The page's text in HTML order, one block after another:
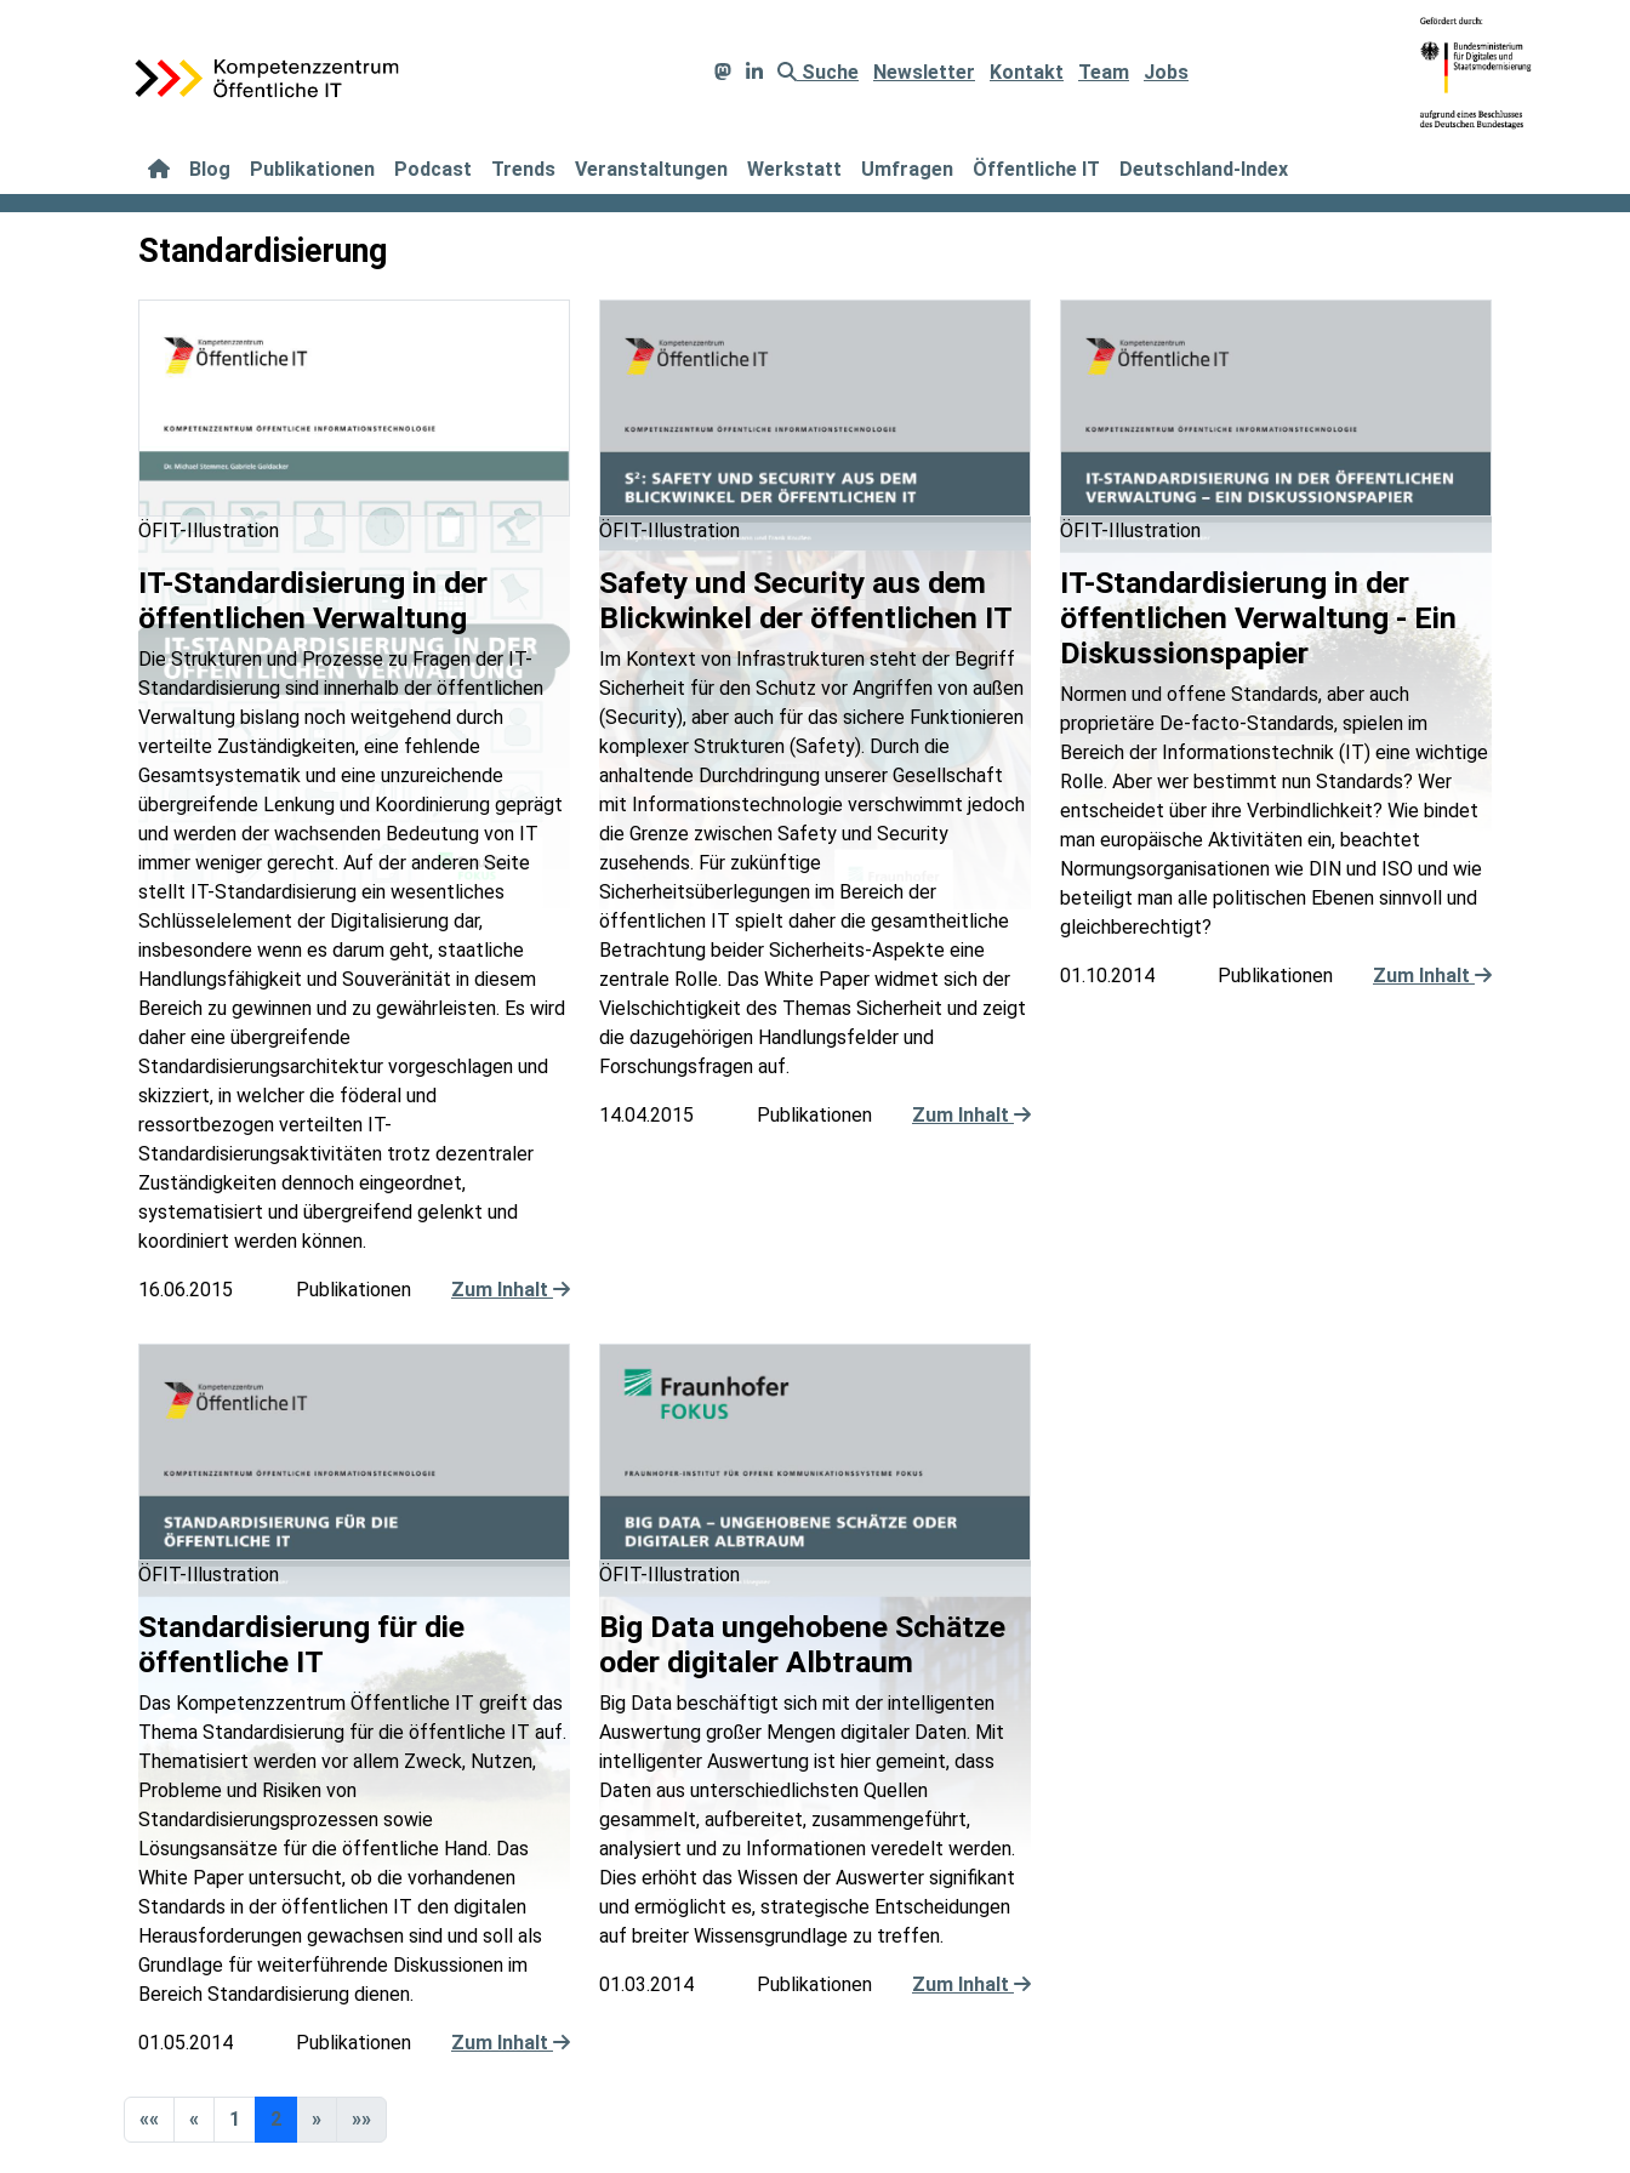
Suche Newsletter Kontakt Team Jobs
Blog Publikationen Podcast Trends Veranstaltungen Werkstatt Umfragen Öffentliche IT Deutschland-Index
Standardisierung
ÖFIT-Illustration
IT-Standardisierung in der
öffentlichen Verwaltung
Die Strukturen und Prozesse zu Fragen der IT-
Standardisierung sind innerhalb der öffentlichen
Verwaltung bislang noch weitgehend durch
verteilte Zuständigkeiten, eine fehlende
Gesamtsystematik und eine unzureichende
übergreifende Lenkung und Koordinierung geprägt
und werden der wachsenden Bedeutung von IT
immer weniger gerecht. Auf der anderen Seite
stellt IT-Standardisierung ein wesentliches
Schlüsselelement der Digitalisierung dar,
insbesondere wenn es darum geht, staatliche
Handlungsfähigkeit und Souveränität in diesem
Bereich zu gewinnen und zu gewährleisten. Es wird
daher eine übergreifende
Standardisierungsarchitektur vorgeschlagen und
skizziert, in welcher die föderal und
ressortbezogen verteilten IT-
Standardisierungsaktivitäten trotz dezentraler
Zuständigkeiten dennoch eingeordnet,
systematisiert und übergreifend gelenkt und
koordiniert werden können.
16.06.2015 Publikationen Zum Inhalt
ÖFIT-Illustration
Safety und Security aus dem
Blickwinkel der öffentlichen IT
Im Kontext von Infrastrukturen steht der Begriff
Sicherheit für den Schutz vor Angriffen von außen
(Security), aber auch für das sichere Funktionieren
komplexer Strukturen (Safety). Durch die
anhaltende Durchdringung unserer Gesellschaft
mit Informationstechnologie verschwimmt jedoch
die Grenze zwischen Safety und Security
zusehends. Für zukünftige
Sicherheitsüberlegungen im Bereich der
öffentlichen IT spielt daher die gesamtheitliche
Betrachtung beider Sicherheits-Aspekte eine
zentrale Rolle. Das White Paper widmet sich der
Vielschichtigkeit des Themas Sicherheit und zeigt
die dazugehörigen Handlungsfelder und
Forschungsfragen auf.
14.04.2015 Publikationen Zum Inhalt
ÖFIT-Illustration
IT-Standardisierung in der
öffentlichen Verwaltung - Ein
Diskussionspapier
Normen und offene Standards, aber auch
proprietäre De-facto-Standards, spielen im
Bereich der Informationstechnik (IT) eine wichtige
Rolle. Aber wer bestimmt nun Standards? Wer
entscheidet über ihre Verbindlichkeit? Wie bindet
man europäische Aktivitäten ein, beachtet
Normungsorganisationen wie DIN und ISO und wie
beteiligt man alle politischen Ebenen sinnvoll und
gleichberechtigt?
01.10.2014 Publikationen Zum Inhalt
ÖFIT-Illustration
Standardisierung für die
öffentliche IT
Das Kompetenzzentrum Öffentliche IT greift das
Thema Standardisierung für die öffentliche IT auf.
Thematisiert werden vor allem Zweck, Nutzen,
Probleme und Risiken von
Standardisierungsprozessen sowie
Lösungsansätze für die öffentliche Hand. Das
White Paper untersucht, ob die vorhandenen
Standards in der öffentlichen IT den digitalen
Herausforderungen gewachsen sind und soll als
Grundlage für weiterführende Diskussionen im
Bereich Standardisierung dienen.
01.05.2014 Publikationen Zum Inhalt
ÖFIT-Illustration
Big Data ungehobene Schätze
oder digitaler Albtraum
Big Data beschäftigt sich mit der intelligenten
Auswertung großer Mengen digitaler Daten. Mit
intelligenter Auswertung ist hier gemeint, dass
Daten aus unterschiedlichsten Quellen
gesammelt, aufbereitet, zusammen­geführt,
analysiert und zu Informationen veredelt werden.
Dies erhöht das Wissen der Auswerter signifikant
und ermöglicht es, strategische Entscheidungen
auf breiter Wissensgrundlage zu treffen.
01.03.2014 Publikationen Zum Inhalt
«« « 1 2 » »»